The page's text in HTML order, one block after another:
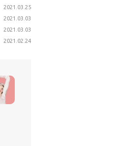
2021.03.25
2021.03.03
2021.03.03
2021.02.24